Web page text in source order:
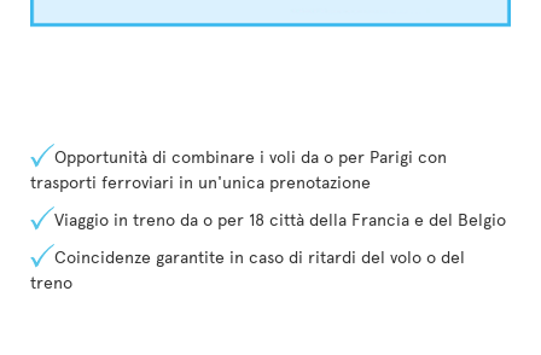
Opportunità di combinare i voli da o per Parigi con
trasporti ferroviari in un'unica prenotazione
Viaggio in treno da o per 18 città della Francia e del Belgio
Coincidenze garantite in caso di ritardi del volo o del
treno